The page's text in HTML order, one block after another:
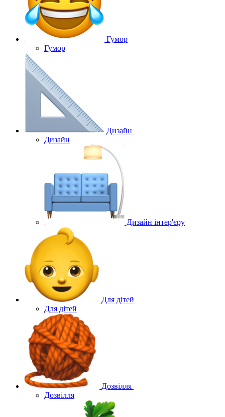
Гумор
Гумор
Дизайн
Дизайн
Дизайн інтер'єру
Для дітей
Для дітей
Дозвілля
Дозвілля